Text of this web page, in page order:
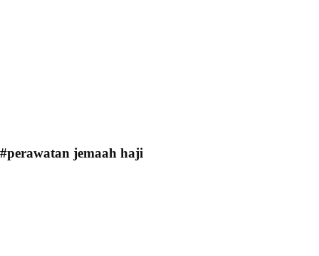
#perawatan jemaah haji